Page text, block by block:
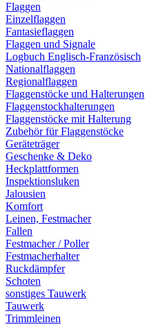
Flaggen
Einzelflaggen
Fantasieflaggen
Flaggen und Signale
Logbuch Englisch-Französisch
Nationalflaggen
Regionalflaggen
Flaggenstöcke und Halterungen
Flaggenstockhalterungen
Flaggenstöcke mit Halterung
Zubehör für Flaggenstöcke
Geräteträger
Geschenke & Deko
Heckplattformen
Inspektionsluken
Jalousien
Komfort
Leinen, Festmacher
Fallen
Festmacher / Poller
Festmacherhalter
Ruckdämpfer
Schoten
sonstiges Tauwerk
Tauwerk
Trimmleinen